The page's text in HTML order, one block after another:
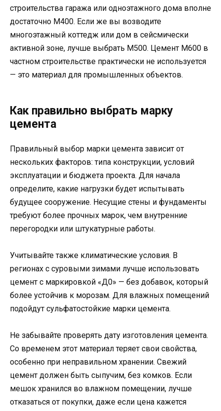
строительства гаража или одноэтажного дома вполне
достаточно М400. Если же вы возводите
многоэтажный коттедж или дом в сейсмически
активной зоне, лучше выбрать М500. Цемент М600 в
частном строительстве практически не используется
— это материал для промышленных объектов.
Как правильно выбрать марку
цемента
Правильный выбор марки цемента зависит от
нескольких факторов: типа конструкции, условий
эксплуатации и бюджета проекта. Для начала
определите, какие нагрузки будет испытывать
будущее сооружение. Несущие стены и фундаменты
требуют более прочных марок, чем внутренние
перегородки или штукатурные работы.
Учитывайте также климатические условия. В
регионах с суровыми зимами лучше использовать
цемент с маркировкой «Д0» — без добавок, который
более устойчив к морозам. Для влажных помещений
подойдут сульфатостойкие марки цемента.
Не забывайте проверять дату изготовления цемента.
Со временем этот материал теряет свои свойства,
особенно при неправильном хранении. Свежий
цемент должен быть сыпучим, без комков. Если
мешок хранился во влажном помещении, лучше
отказаться от покупки, даже если цена кажется